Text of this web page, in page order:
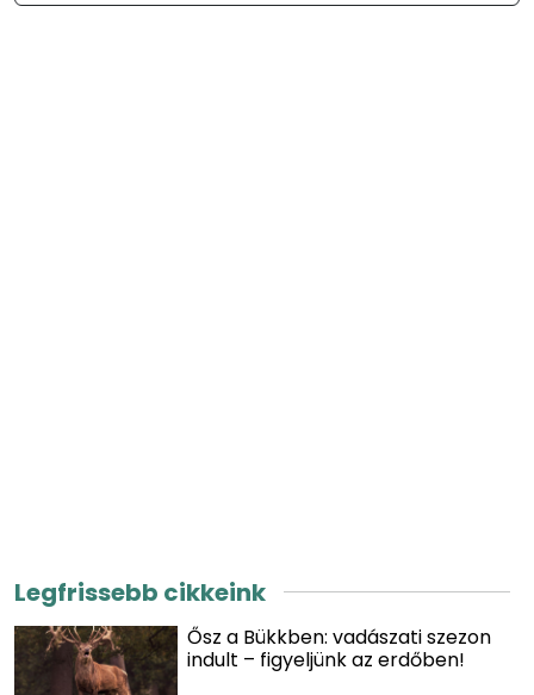
Legfrissebb cikkeink
Ősz a Bükkben: vadászati szezon
indult – figyeljünk az erdőben!